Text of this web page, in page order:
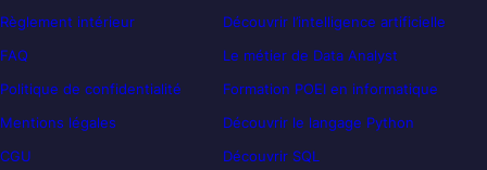
Règlement intérieur
FAQ
Politique de confidentialité
Mentions légales
CGU
Découvrir l’intelligence artificielle
Le métier de Data Analyst
Formation POEI en informatique
Découvrir le langage Python
Découvrir SQL